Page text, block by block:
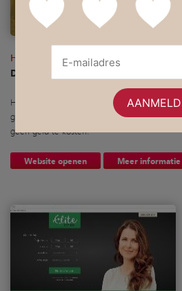
Happy Pancake
Daten zonder toeters en bellen
Happy Pancake is één van de weinige
gebruik kunt maken van alle opties. Jouw
geen geld te kosten!
Website openen Meer informatie